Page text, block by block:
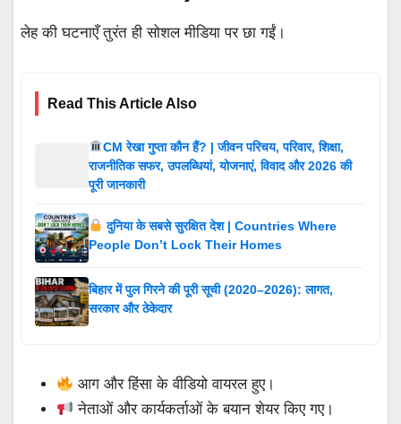
लेह की घटनाएँ तुरंत ही सोशल मीडिया पर छा गईं।
Read This Article Also
CM रेखा गुप्ता कौन हैं? | जीवन परिचय, परिवार, शिक्षा,
राजनीतिक सफर, उपलब्धियां, योजनाएं, विवाद और 2026 की
पूरी जानकारी
दुनिया के सबसे सुरक्षित देश | Countries Where
People Don’t Lock Their Homes
बिहार में पुल गिरने की पूरी सूची (2020–2026): लागत,
सरकार और ठेकेदार
आग और हिंसा के वीडियो वायरल हुए।
नेताओं और कार्यकर्ताओं के बयान शेयर किए गए।